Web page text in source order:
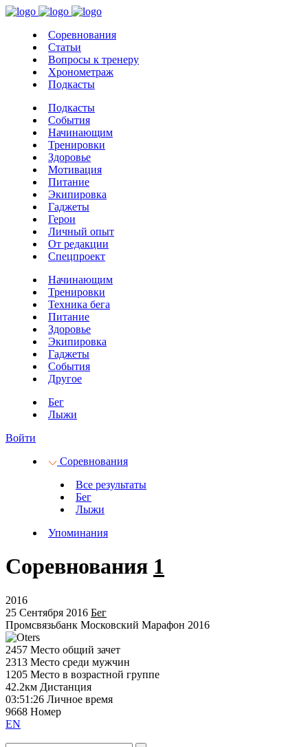
Соревнования
Статьи
Вопросы к тренеру
Хронометраж
Подкасты
Подкасты
События
Начинающим
Тренировки
Здоровье
Мотивация
Питание
Экипировка
Гаджеты
Герои
Личный опыт
От редакции
Спецпроект
Начинающим
Тренировки
Техника бега
Питание
Здоровье
Экипировка
Гаджеты
События
Другое
Бег
Лыжи
Войти
Соревнования
Все результаты
Бег
Лыжи
Упоминания
Соревнования 1
2016
25 Сентября 2016 Бег
Промсвязьбанк Московский Марафон 2016
2457 Место общий зачет
2313 Место среди мужчин
1205 Место в возрастной группе
42.2км Дистанция
03:51:26 Личное время
9668 Номер
EN